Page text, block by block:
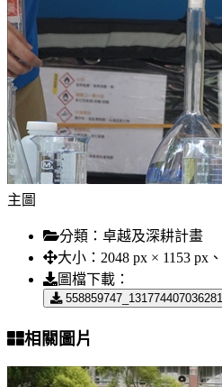
主圖
分類： 卓越及深耕計畫
大小： 2048 px × 1153 px
圖檔下載：
相關圖片